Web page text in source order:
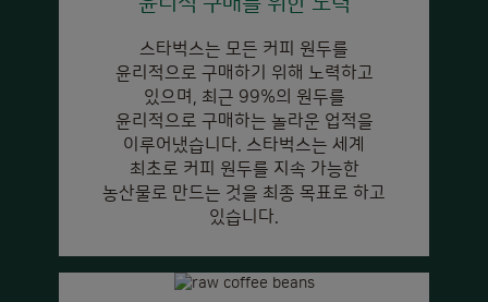
스타벅스는 모든 커피 원두를
윤리적으로 구매하기 위해 노력하고
있으며, 최근 99%의 원두를
윤리적으로 구매하는 놀라운 업적을
이루어냈습니다. 스타벅스는 세계
최초로 커피 원두를 지속 가능한
농산물로 만드는 것을 최종 목표로 하고
있습니다.